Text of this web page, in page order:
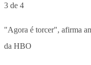
3 de 4
"Agora é torcer", afirma
da HBO